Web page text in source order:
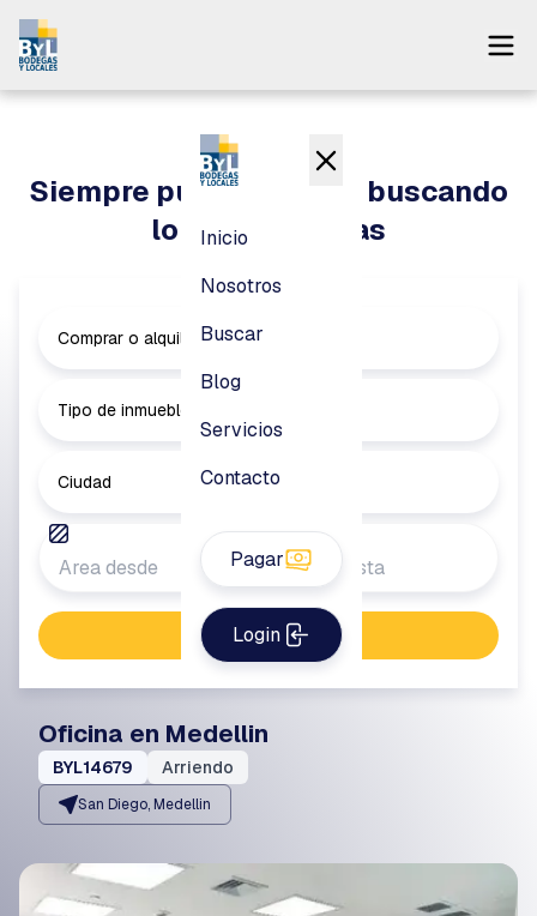
Nosotros
Pagar
Inicio
Nosotros
Buscar
Blog
Servicios
Contacto
Pagar
Login
Siempre puedes seguir buscando
lo que necesitas
Comprar o alquilar
Tipo de inmueble
Ciudad
Buscar propiedad
Oficina en Medellin
BYL14679 Arriendo
San Diego, Medellin